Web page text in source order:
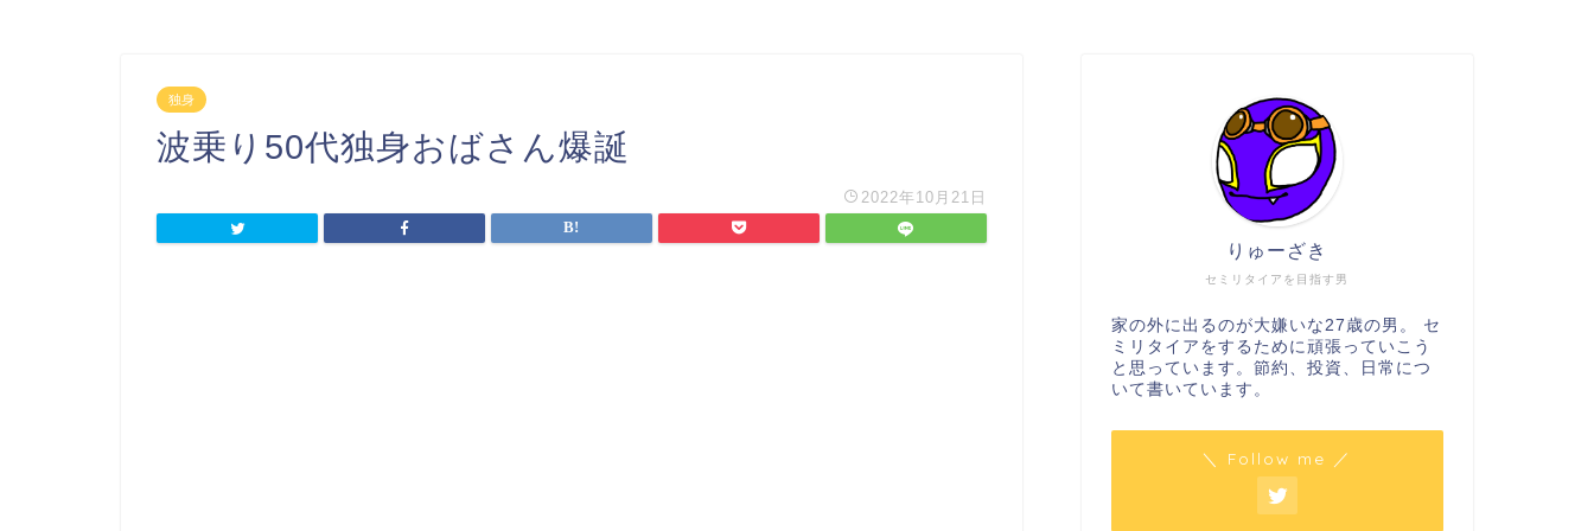
独身
波乗り50代独身おばさん爆誕
2022年10月21日
セミリタイアを目指す男
りゅーざき
家の外に出るのが大嫌いな27歳の男。 セ
ミリタイアをするために頑張っていこう
と思っています。節約、投資、日常につ
いて書いています。
＼ Follow me ／